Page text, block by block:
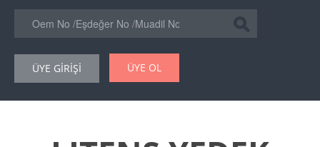
Eşdeğer Muadil Yedek Parça
Şase Numarası VIN Yedekparça Sorgulama
Hakkımızda
ÜYE GİRİŞİ ÜYE OL